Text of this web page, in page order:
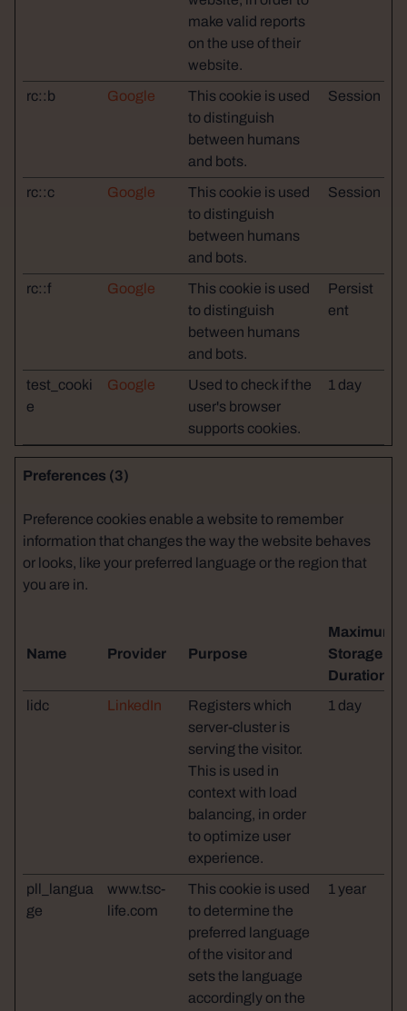
make valid reports
on the use of their
website.
rc::b
Google
This cookie is used
to distinguish
between humans
and bots.
Session
rc::c Google
This cookie is used
to distinguish
between humans
and bots.
Session
rc::f Google
This cookie is used
to distinguish
between humans
and bots.
Persist
ent
test_cooki
e
Google
Used to check if the
user's browser
supports cookies.
1 day
Preferences (3)
Preference cookies enable a website to remember
information that changes the way the website behaves
or looks, like your preferred language or the region that
you are in.
Name Provider Purpose
Maximum
Storage
Duration
lidc
LinkedIn
Registers which
server-cluster is
serving the visitor.
This is used in
context with load
balancing, in order
to optimize user
experience.
1 day
pll_langua
ge
www.tsc-
life.com
This cookie is used
to determine the
preferred language
of the visitor and
sets the language
accordingly on the
1 year